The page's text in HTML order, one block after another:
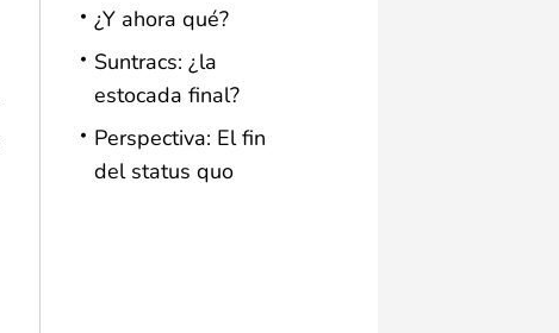
¿Y ahora qué?
Suntracs: ¿la
estocada final?
Perspectiva: El fin
del status quo